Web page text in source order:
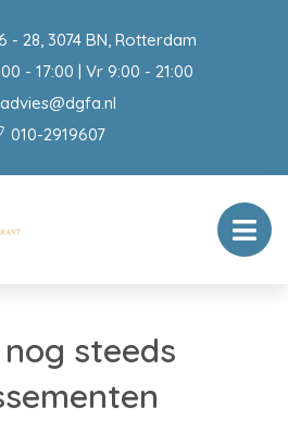
- 28, 3074 BN, Rotterdam
- 17:00 | Vr 9:00 - 21:00
advies@dgfa.nl
010-2919607
steeds